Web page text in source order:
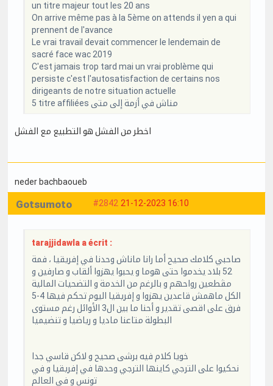
un titre majeur tout les 20 ans
On arrive même pas à la 5ème on attends il yen a qui
prennent de l'avance
Le vrai travail devait commencer le lendemain de
sacré face wac 2019
C'est jamais trop tard mai un vrai problème qui
persiste c'est l'autosatisfaction de certains nos
dirigeants de notre situation actuelle
5 titre affiliées مناش في أزمة إلى متى
اخطر من الفشل هو التطبيع مع الفشل
neder bachbaoueb
#2842 21-12-2023 16:10
Gotsumoto
tarajjidawla a écrit :
صاحبي كلامك صحيح أما رانا ماناش وحدنا في إفريقيا ، فمة
52 بلاد يخدموا حتى هوما و يحبوا يهزوا ألقاب و صارفين و
مڤطعين رواحهم و بالرغم من الخدمة و التضحيات المالية
الكل ماهمش قاعدين يهزوا و إفريقيا اليوم تحكم فيها 4-5
فرق على اقصى تقدير و أحنا ما بين ال3 الأوائل رغم مستوى
البطولة متاعنا ماديا و رياضيا و تنضيميا
خويا كلام فيه برشى صحيح و لاكن قاسي جدا
نحكيوا على الترجي كاينها الترجي وحدها في إفريقيا و في
تونس و في العالم